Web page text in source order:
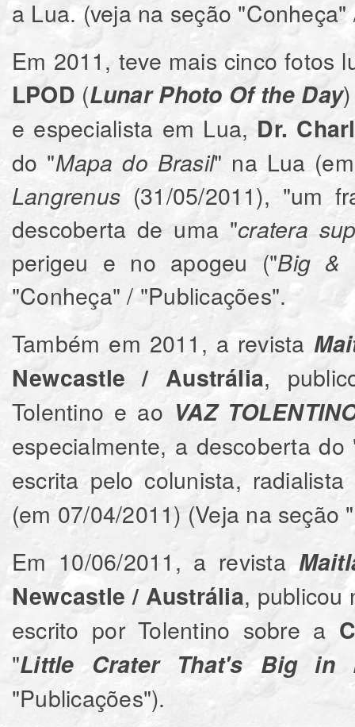
a Lua. (veja na seção
Em 2011, teve mais cinco fotos
LPOD (Lunar Photo Of the Day
e especialista em Lua, Dr.
do "Mapa do Brasil" na Lua
Langrenus (31/05/2011), "um
descoberta de uma "cratera
perigeu e no apogeu ("Big &
"Conheça" / "Publicações".
Também em 2011, a revista
Newcastle / Austrália,
Tolentino e ao VAZ
especialmente, a descoberta do
escrita pelo colunista,
(em 07/04/2011) (Veja na seção
Em 10/06/2011, a revista
Newcastle / Austrália,
escrito por Tolentino sobre a
"Little Crater That's Big in
"Publicações").